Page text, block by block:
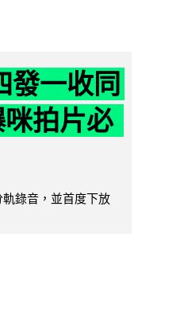
一收同
拍片必
錄音，並首度下放